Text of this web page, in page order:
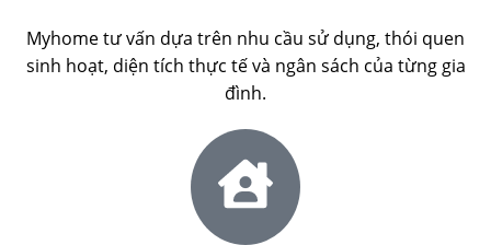
Myhome tư vấn dựa trên nhu cầu sử dụng, thói quen
sinh hoạt, diện tích thực tế và ngân sách của từng gia
đình.